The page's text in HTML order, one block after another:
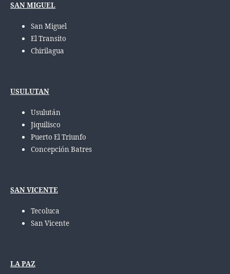
SAN MIGUEL
San Miguel
El Transito
Chirilagua
USULUTAN
Usulután
Jiquilisco
Puerto El Triunfo
Concepción Batres
SAN VICENTE
Tecoluca
San Vicente
LA PAZ